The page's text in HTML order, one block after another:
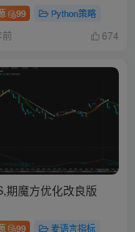
99 Python策略
前 674
期魔方优化改良版
99 麦语言指标